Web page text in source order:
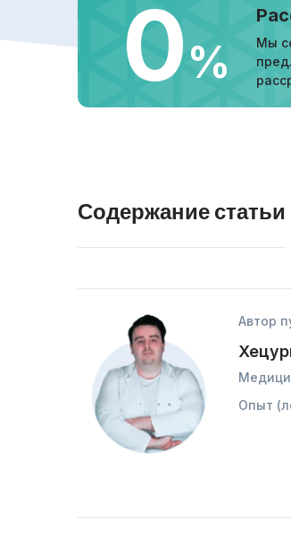
0%
Мы
Содержание статьи
Автор
Опыт